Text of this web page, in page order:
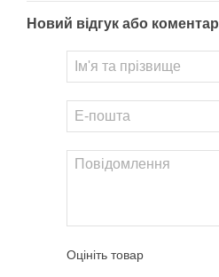
Новий відгук або коментар
Оцініть товар